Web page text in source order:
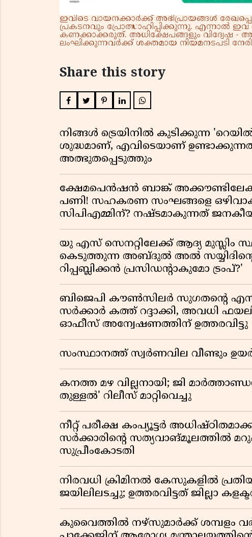
ഇവിടെ വായനക്കാർക്ക് അഭിപ്രായങ്ങൾ
പ്രകടനവും പ്രോത്സാഹിപ്പിക്കുന്നു. എന്നാൽ
കണക്കാക്കരുത്. അധിക്ഷേപങ്ങളും വിദ്വേഷ -
ലംഘിക്കുന്നവർക്ക് ശക്തമായ നിയമനടപടി
Share this story
നിങ്ങൾ ട്രെയിനിൽ കുടിക്കുന്ന 'റെയിൽ
ശുദ്ധമാണ്, എവിടെയാണ്
അത്ഭുതപ്പെടുത്തും
ക്ഷേമപെൻഷൻ ബാങ്ക്
പണി! സഹകരണ സംഘങ്ങളെ
സിപിഎമ്മിന്? നഷ്ടമാകുന്നത്
യു എസ് സെനറ്റിലേക്ക് ആദ്യ മുസ്ലിം
കെടുത്തുന്ന അബ്ദുൽ അൽ
റിപ്പബ്ലിക്കൻ പ്രസിഡന്റാകുമോ ട്രംപ്?'
ബിജെപി കൗൺസിലർ സുഗതന്റെ
സർക്കാർ കത്ത് റദ്ദാക്കി, അവധി
ഓഫീസ് അന്വേഷണത്തിന് ഉത്തരവിട്ടു
സംസ്ഥാനത്ത് സ്വര്‍ണവില വീണ്ടും
കനത്ത മഴ വില്ലനായി; ജി
തുള്ളൽ' റിലീസ് മാറ്റിവെച്ചു
നീറ്റ് പരീക്ഷ കംപ്യൂട്ടർ
സർക്കാരിൻ്റെ സത്യവാങ്മൂലത്തിൽ
സുപ്രീംകോടതി
നിരവധി ക്രിമിനൽ കേസുകളിൽ
ജയിലിലടച്ചു; ഉത്തരവിട്ടത് ജില്ലാ
കുവൈത്തിൽ നഴ്‌സുമാർക്ക് ശമ്പളം